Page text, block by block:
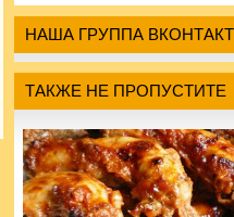
НАША ГРУППА
ТАКЖЕ НЕ ПРОПУСТИТЕ